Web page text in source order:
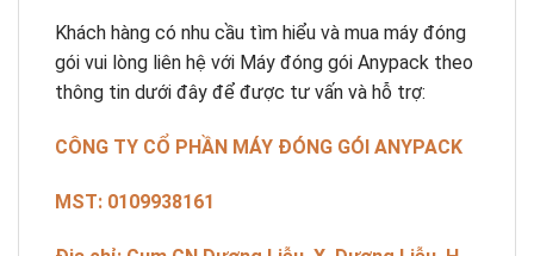
Khách hàng có nhu cầu tìm hiểu và mua máy đóng
gói vui lòng liên hệ với Máy đóng gói Anypack theo
thông tin dưới đây để được tư vấn và hỗ trợ:
CÔNG TY CỔ PHẦN MÁY ĐÓNG GÓI ANYPACK
MST: 0109938161